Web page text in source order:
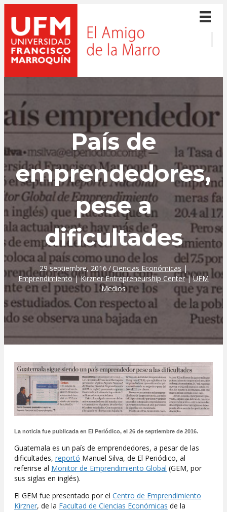
País de
emprendedores,
pese a
dificultades
29 septiembre, 2016 /Ciencias Económicas |
Emprendimiento|Kirzner Entrepreneurship Center|UFM
Medios
La noticia fue publicada en El Periódico, el 26 de septiembre de 2016.
Guatemala es un país de emprendedores, a pesar de las
dificultades, reportó Manuel Silva, de El Periódico, al
referirse al Monitor de Emprendimiento Global (GEM, por
sus siglas en inglés).
El GEM fue presentado por el Centro de Emprendimiento
Kirzner, de la Facultad de Ciencias Económicas de la